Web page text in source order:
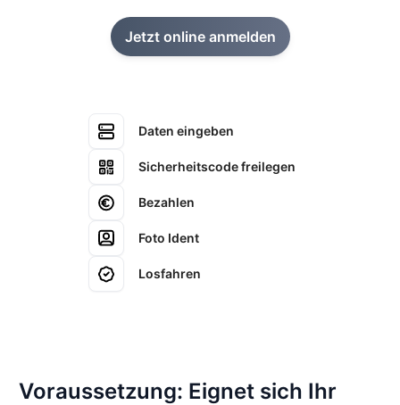
Jetzt online anmelden
Daten eingeben
Sicherheitscode freilegen
Bezahlen
Foto Ident
Losfahren
Voraussetzung: Eignet sich Ihr